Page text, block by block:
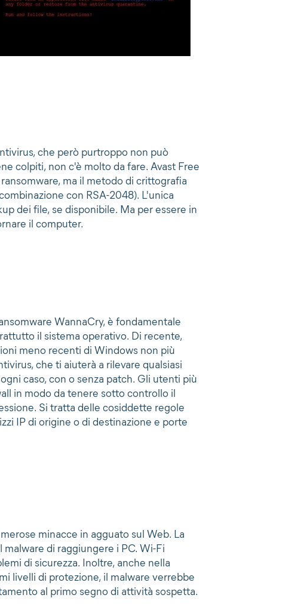
che però purtroppo non può
colpiti, non c'è molto da fare. Avast Free
ma il metodo di crittografia
con RSA-2048). L'unica
dei file, se disponibile. Ma per essere in
il computer.
WannaCry, è fondamentale
il sistema operativo. Di recente,
meno recenti di Windows non più
che ti aiuterà a rilevare qualsiasi
caso, con o senza patch. Gli utenti più
in modo da tenere sotto controllo il
Si tratta delle cosiddette regole
IP di origine o di destinazione e porte
minacce in agguato sul Web. La
di raggiungere i PC. Wi-Fi
di sicurezza. Inoltre, anche nella
livelli di protezione, il malware verrebbe
al primo segno di attività sospetta.